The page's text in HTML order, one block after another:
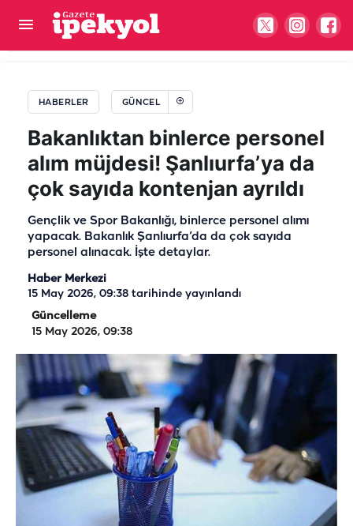
HABERLER GÜNCEL
Bakanlıktan binlerce personel
alım müjdesi! Şanlıurfa’ya da
çok sayıda kontenjan ayrıldı
Gençlik ve Spor Bakanlığı, binlerce personel alımı
yapacak. Bakanlık Şanlıurfa’da da çok sayıda
personel alınacak. İşte detaylar.
Haber Merkezi
15 May 2026, 09:38 tarihinde yayınlandı
Güncelleme
15 May 2026, 09:38
Beklenen haber geldi! Atatürk Bulvarı trafiğe